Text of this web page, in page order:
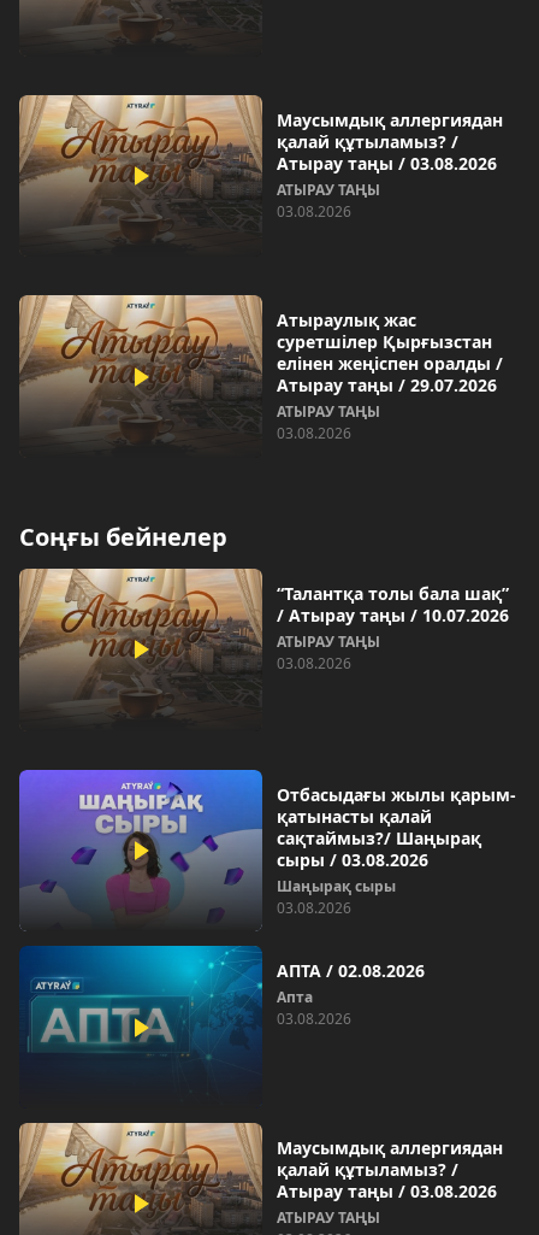
Маусымдық аллергиядан
қалай құтыламыз? /
Атырау таңы / 03.08.2026
АТЫРАУ ТАҢЫ
03.08.2026
Атыраулық жас
суретшілер Қырғызстан
елінен жеңіспен оралды /
Атырау таңы / 29.07.2026
АТЫРАУ ТАҢЫ
03.08.2026
Соңғы бейнелер
“Талантқа толы бала шақ”
/ Атырау таңы / 10.07.2026
АТЫРАУ ТАҢЫ
03.08.2026
Отбасыдағы жылы қарым-
қатынасты қалай
сақтаймыз?/ Шаңырақ
сыры / 03.08.2026
Шаңырақ сыры
03.08.2026
АПТА / 02.08.2026
Апта
03.08.2026
Маусымдық аллергиядан
қалай құтыламыз? /
Атырау таңы / 03.08.2026
АТЫРАУ ТАҢЫ